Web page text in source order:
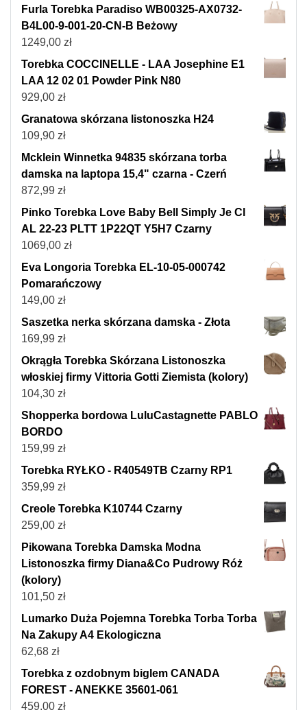
Furla Torebka Paradiso WB00325-AX0732-
B4L00-9-001-20-CN-B Beżowy
1249,00 zł
Torebka COCCINELLE - LAA Josephine E1
LAA 12 02 01 Powder Pink N80
929,00 zł
Granatowa skórzana listonoszka H24
109,90 zł
Mcklein Winnetka 94835 skórzana torba
damska na laptopa 15,4" czarna - Czerń
872,99 zł
Pinko Torebka Love Baby Bell Simply Je Cl
AL 22-23 PLTT 1P22QT Y5H7 Czarny
1069,00 zł
Eva Longoria Torebka EL-10-05-000742
Pomarańczowy
149,00 zł
Saszetka nerka skórzana damska - Złota
169,99 zł
Okrągła Torebka Skórzana Listonoszka
włoskiej firmy Vittoria Gotti Ziemista (kolory)
104,30 zł
Shopperka bordowa LuluCastagnette PABLO
BORDO
159,99 zł
Torebka RYŁKO - R40549TB Czarny RP1
359,99 zł
Creole Torebka K10744 Czarny
259,00 zł
Pikowana Torebka Damska Modna
Listonoszka firmy Diana&Co Pudrowy Róż
(kolory)
101,50 zł
Lumarko Duża Pojemna Torebka Torba Torba
Na Zakupy A4 Ekologiczna
62,68 zł
Torebka z ozdobnym biglem CANADA
FOREST - ANEKKE 35601-061
459,00 zł